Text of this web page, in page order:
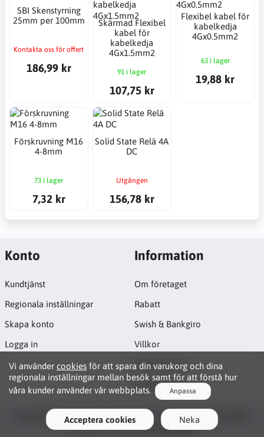
SBI Skenstyrning
25mm per 100mm
Kontakta oss för offert
186,99 kr
Skärmad Flexibel
kabel för
kabelkedja
4Gx1.5mm2
91 i lager
107,75 kr
Flexibel kabel för
kabelkedja
4Gx0.5mm2
63 i lager
19,88 kr
Förskruvning M16
4-8mm
73 i lager
7,32 kr
Solid State Relä 4A
DC
Utgången
156,78 kr
Vi använder cookies för att spara din varukorg och dina
regionala inställningar mellan besök samt för att förstå hur
våra kunder använder vår webbplats.
Anpassa
Functionality Cookies
These cookies enable basic interaction and
Acceptera cookies Neka
Konto
Kundtjänst
Regionala inställningar
Skapa konto
Logga in
Information
Om företaget
Rabatt
Swish & Bankgiro
Villkor
Cookiepolicy
Projektsida
Copyright © 2026 JB CNC & Linear Components AB. All rights
reserved · Powered by
LiteCart®